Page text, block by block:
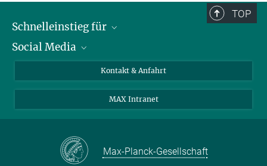
TOP
Schnelleinstieg für
Journalist*innen
Bewerbende
Schüler*innen und Lehrkräfte
Social Media
Instagram
LinkedIn
Facebook
Kontakt & Anfahrt
MAX Intranet
Max-Planck-Gesellschaft